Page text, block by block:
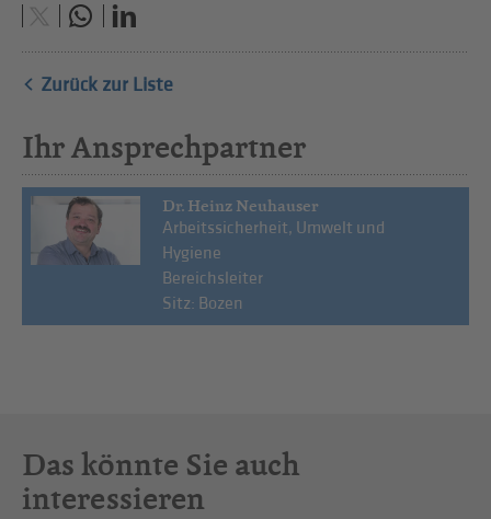
Zurück zur Liste
Ihr Ansprechpartner
Dr. Heinz Neuhauser
Arbeitssicherheit, Umwelt und
Hygiene
Bereichsleiter
Sitz: Bozen
Das könnte Sie auch
interessieren